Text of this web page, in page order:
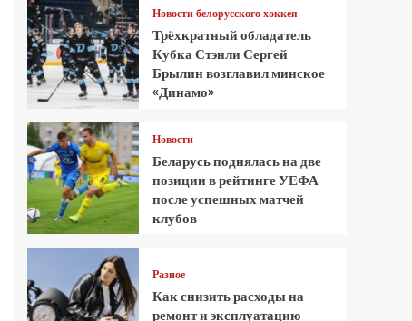
Новости белорусского хоккея
Трёхкратный обладатель
Кубка Стэнли Сергей
Брылин возглавил минское
«Динамо»
Новости
Беларусь поднялась на две
позиции в рейтинге УЕФА
после успешных матчей
клубов
Разное
Как снизить расходы на
ремонт и эксплуатацию